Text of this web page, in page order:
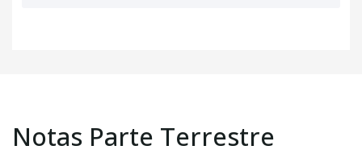
Notas Parte Terrestre